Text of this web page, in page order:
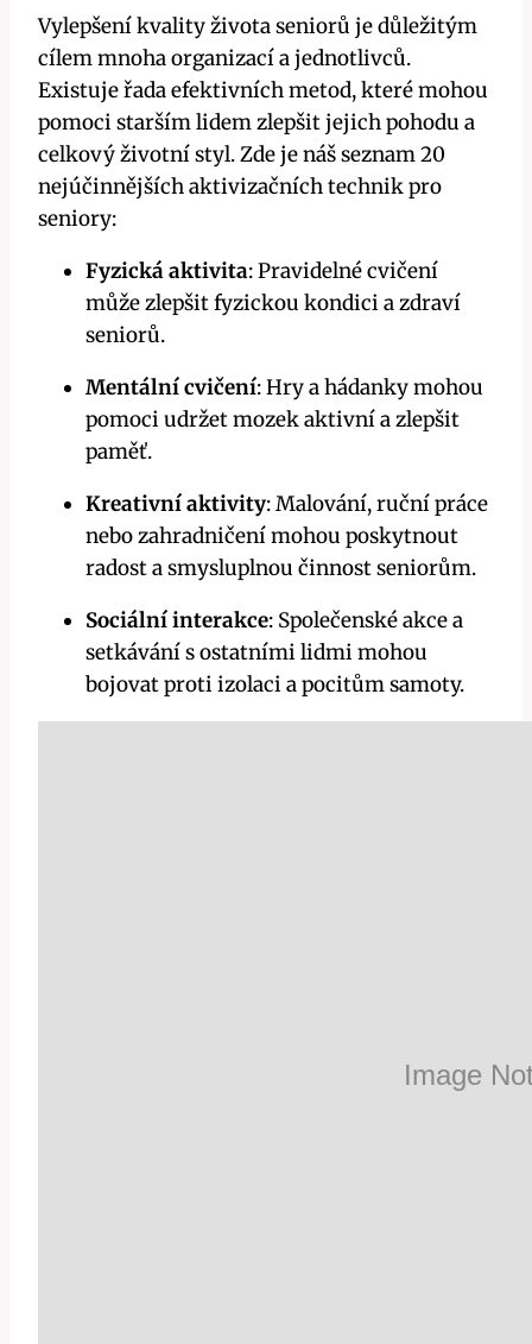
Vylepšení kvality života seniorů je důležitým
cílem mnoha organizací a jednotlivců.
Existuje řada efektivních metod, které mohou
pomoci starším lidem zlepšit jejich pohodu a
celkový životní styl. Zde je náš seznam 20
nejúčinnějších aktivizačních technik pro
seniory:
Fyzická aktivita: Pravidelné cvičení
může zlepšit fyzickou kondici a zdraví
seniorů.
Mentální cvičení: Hry a hádanky mohou
pomoci udržet mozek aktivní a zlepšit
paměť.
Kreativní aktivity: Malování, ruční práce
nebo zahradničení mohou poskytnout
radost a smysluplnou činnost seniorům.
Sociální interakce: Společenské akce a
setkávání s ostatními lidmi mohou
bojovat proti izolaci a pocitům samoty.